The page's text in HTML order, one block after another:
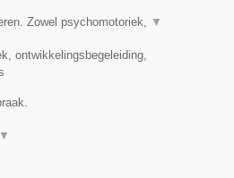
Zowel psychomotoriek, ▼
ontwikkelingsbegeleiding,
▼